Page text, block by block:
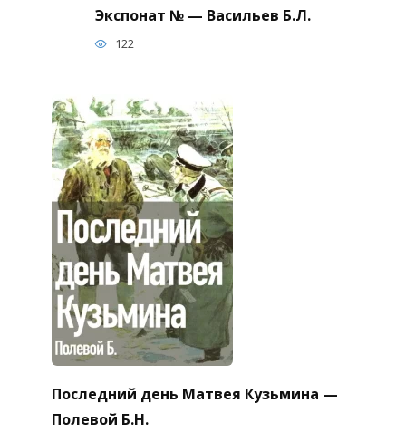
Экспонат № — Васильев Б.Л.
122
Последний день Матвея Кузьмина —
Полевой Б.Н.